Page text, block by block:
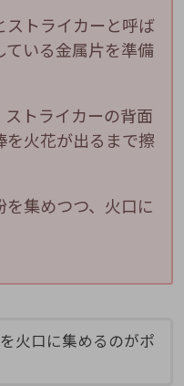
ストライカーと呼ば
いる金属片を準備
トライカーの背面
を火花が出るまで擦
集めつつ、火口に
火口に集めるのがポ